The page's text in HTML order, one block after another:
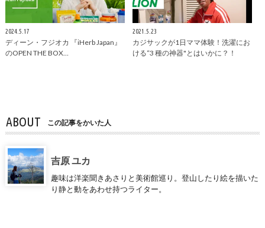
2024.5.17
ディーン・フジオカ 『iHerb Japan』
のOPEN THE BOX…
2021.5.23
カジサックが1日ママ体験！洗濯にお
ける“3 種の神器"とはいかに？！
ABOUT この記事をかいた人
吉原 ユカ
趣味は洋楽聞きあさりと美術館巡り。登山したり絵を描いた
り静と動をあわせ持つライター。